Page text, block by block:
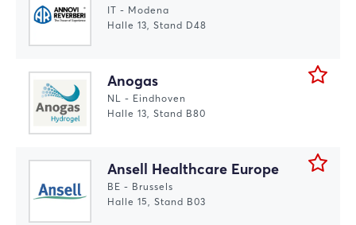
IT - Modena
Halle 13, Stand D48
Anogas
NL - Eindhoven
Halle 13, Stand B80
Ansell Healthcare Europe
BE - Brussels
Halle 15, Stand B03